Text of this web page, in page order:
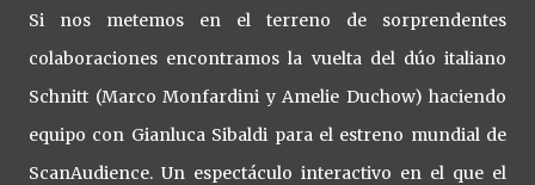
Si nos metemos en el terreno de sorprendentes
colaboraciones encontramos la vuelta del dúo italiano
Schnitt (Marco Monfardini y Amelie Duchow) haciendo
equipo con Gianluca Sibaldi para el estreno mundial de
ScanAudience. Un espectáculo interactivo en el que el